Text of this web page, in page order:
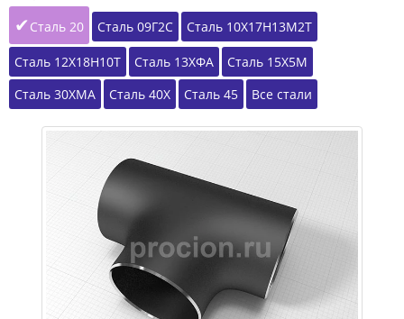
Сталь 20
Сталь 09Г2С Сталь 10Х17Н13М2Т
Сталь 12Х18Н10Т Сталь 13ХФА
Сталь 15Х5М
Сталь 30ХМА
Сталь 40Х Сталь 45 Все стали